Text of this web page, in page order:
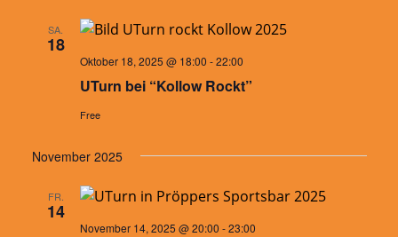
SA.
18
UTurn bei “Kollow Rockt”
Oktober 18, 2025 @ 18:00 -22:00
Free
November 2025
FR.
14
November 14, 2025 @ 20:00 -23:00